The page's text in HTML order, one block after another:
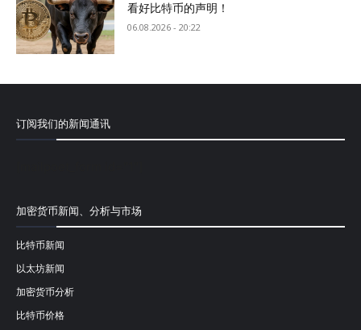
看好比特币的声明！
06.08.2026 - 20:22
订阅我们的新闻通讯
加密货币新闻、分析与市场
比特币新闻
以太坊新闻
加密货币分析
比特币价格